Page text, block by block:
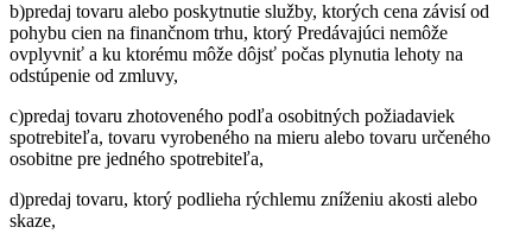
b)predaj tovaru alebo poskytnutie služby, ktorých cena závisí od
pohybu cien na finančnom trhu, ktorý Predávajúci nemôže
ovplyvniť a ku ktorému môže dôjsť počas plynutia lehoty na
odstúpenie od zmluvy,
c)predaj tovaru zhotoveného podľa osobitných požiadaviek
spotrebiteľa, tovaru vyrobeného na mieru alebo tovaru určeného
osobitne pre jedného spotrebiteľa,
d)predaj tovaru, ktorý podlieha rýchlemu zníženiu akosti alebo
skaze,